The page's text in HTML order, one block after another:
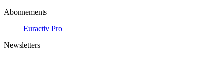
Abonnements
Euractiv Pro
Newsletters